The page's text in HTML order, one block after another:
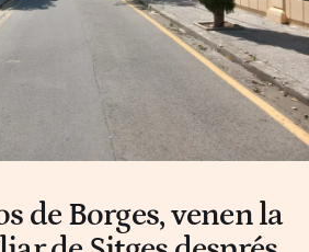
de Borges, venen la